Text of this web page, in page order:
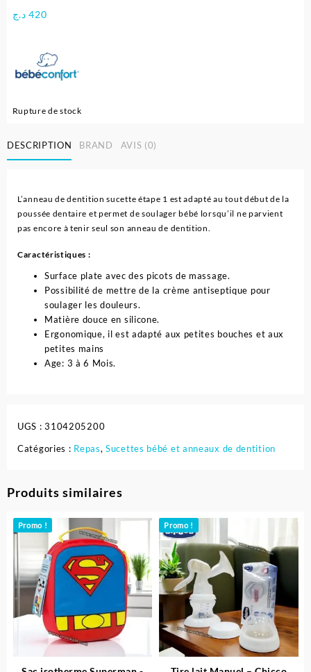
420 د.ج
Rupture de stock
DESCRIPTION BRAND AVIS (0)
L’anneau de dentition sucette étape 1 est adapté au tout début de la
poussée dentaire et permet de soulager bébé lorsqu’il ne parvient
pas encore à tenir seul son anneau de dentition.
Caractéristiques :
Surface plate avec des picots de massage.
Possibilité de mettre de la crème antiseptique pour
soulager les douleurs.
Matière douce en silicone.
Ergonomique, il est adapté aux petites bouches et aux
petites mains
Age: 3 à 6 Mois.
UGS :3104205200
Catégories : Repas,Sucettes bébé et anneaux de dentition
Produits similaires
Promo ! Promo !